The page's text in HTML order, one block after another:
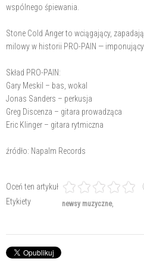
wspólnego śpiewania.
Stone Cold Anger to wciągający,
milowy w historii PRO-PAIN — imponujący
Skład PRO-PAIN:
Gary Meskil – bas, wokal
Jonas Sanders – perkusja
Greg Discenza – gitara prowadząca
Eric Klinger – gitara rytmiczna
źródło: Napalm Records
Oceń ten artykuł
Etykiety newsy muzyczne